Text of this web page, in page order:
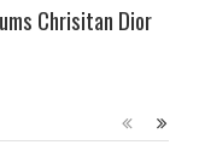
Chrisitan Dior